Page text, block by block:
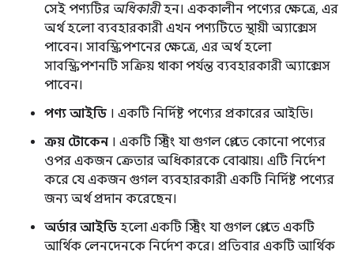
সেই পণ্যটির অধিকারীহন। এককালীন পণ্যের ক্ষেত্রে, এর
অর্থ হলো ব্যবহারকারী এখন পণ্যটিতে স্থায়ী অ্যাক্সেস
পাবেন। সাবস্ক্রিপশনের ক্ষেত্রে, এর অর্থ হলো
সাবস্ক্রিপশনটি সক্রিয় থাকা পর্যন্ত ব্যবহারকারী অ্যাক্সেস
পাবেন।
পণ্য আইডি । একটি নির্দিষ্ট পণ্যের প্রকারের আইডি।
ক্রয় টোকেন । একটি স্ট্রিং যা গুগল প্লে-তে কোনো পণ্যের
ওপর একজন ক্রেতার অধিকারকে বোঝায়। এটি নির্দেশ
করে যে একজন গুগল ব্যবহারকারী একটি নির্দিষ্ট পণ্যের
জন্য অর্থ প্রদান করেছেন।
অর্ডার আইডি হলো একটি স্ট্রিং যা গুগল প্লে-তে একটি
আর্থিক লেনদেনকে নির্দেশ করে। প্রতিবার একটি আর্থিক